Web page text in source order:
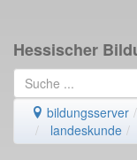
Hessischer
bildungsserver
landeskunde